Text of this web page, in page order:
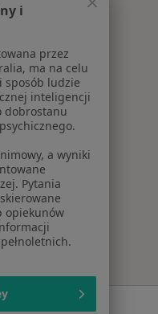
i
przez
ma na celu
sposób ludzie
inteligencji
dobrostanu
a wyniki
Pytania
opiekunów